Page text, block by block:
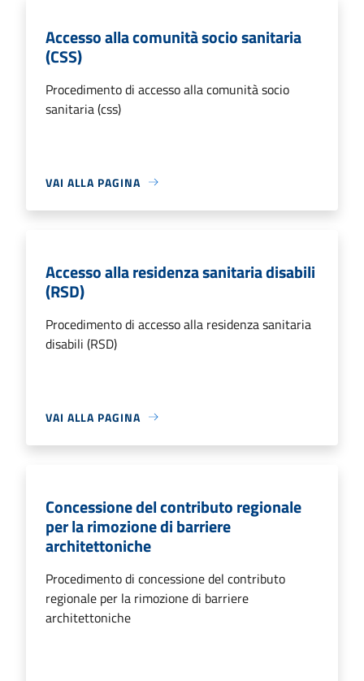
Accesso alla comunità socio sanitaria
(CSS)
Procedimento di accesso alla comunità socio
sanitaria (css)
VAI ALLA PAGINA
Accesso alla residenza sanitaria disabili
(RSD)
Procedimento di accesso alla residenza sanitaria
disabili (RSD)
VAI ALLA PAGINA
Concessione del contributo regionale
per la rimozione di barriere
architettoniche
Procedimento di concessione del contributo
regionale per la rimozione di barriere
architettoniche